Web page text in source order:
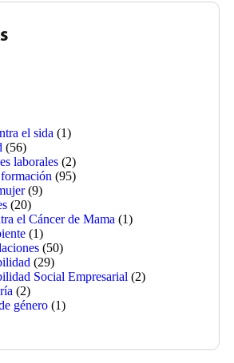
el sida (1)
(56)
laborales (2)
(95)
(9)
(20)
el Cáncer de Mama (1)
(1)
(50)
(29)
Social Empresarial (2)
(2)
género (1)